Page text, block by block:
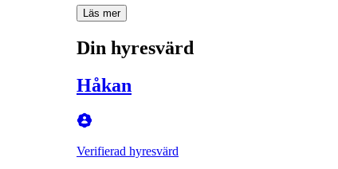
Läs mer
Din hyresvärd
Håkan
Verifierad hyresvärd